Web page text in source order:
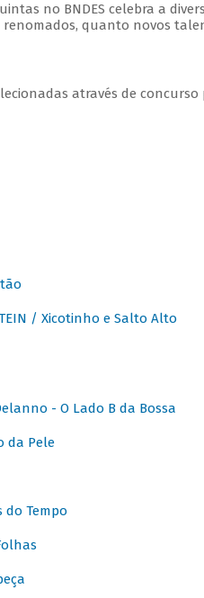
no BNDES celebra a
quanto novos
através de concurso
/ Xicotinho e Salto Alto
- O Lado B da Bossa
da Pele
do Tempo